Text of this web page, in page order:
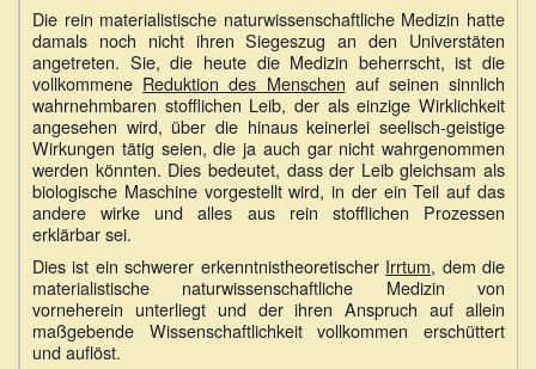
Die rein materialistische naturwissenschaftliche Medizin hatte
damals noch nicht ihren Siegeszug an den Universtäten
angetreten. Sie, die heute die Medizin beherrscht, ist die
vollkommene Reduktion des Menschen auf seinen sinnlich
wahrnehmbaren stofflichen Leib, der als einzige Wirklichkeit
angesehen wird, über die hinaus keinerlei seelisch-geistige
Wirkungen tätig seien, die ja auch gar nicht wahrgenommen
werden könnten. Dies bedeutet, dass der Leib gleichsam als
biologische Maschine vorgestellt wird, in der ein Teil auf das
andere wirke und alles aus rein stofflichen Prozessen
erklärbar sei.
Dies ist ein schwerer erkenntnistheoretischer Irrtum, dem die
materialistische naturwissenschaftliche Medizin von
vorneherein unterliegt und der ihren Anspruch auf allein
maßgebende Wissenschaftlichkeit vollkommen erschüttert
und auflöst.